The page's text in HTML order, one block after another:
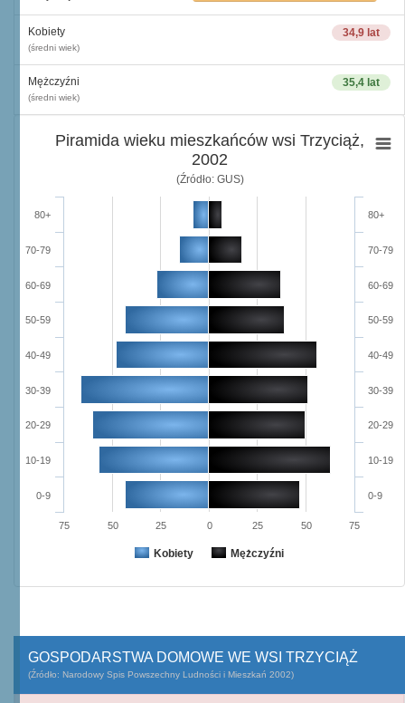
34,9 lat
Kobiety
(średni wiek)
35,4 lat
Mężczyźni
(średni wiek)
Piramida wieku mieszkańców wsi Trzyciąż,
2002
(Źródło: GUS)
Kobiety Mężczyźni
0-9
10-19
20-29
30-39
40-49
50-59
60-69
70-79
80+
0-9
10-19
20-29
30-39
40-49
50-59
60-69
70-79
80+
75 50 25 0 25 50 75
GOSPODARSTWA DOMOWE WE WSI TRZYCIĄŻ
(Źródło: Narodowy Spis Powszechny Ludności i Mieszkań 2002)